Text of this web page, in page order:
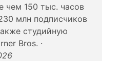
чем 150 тыс. часов
млн подписчиков
студийную
Bros. ·